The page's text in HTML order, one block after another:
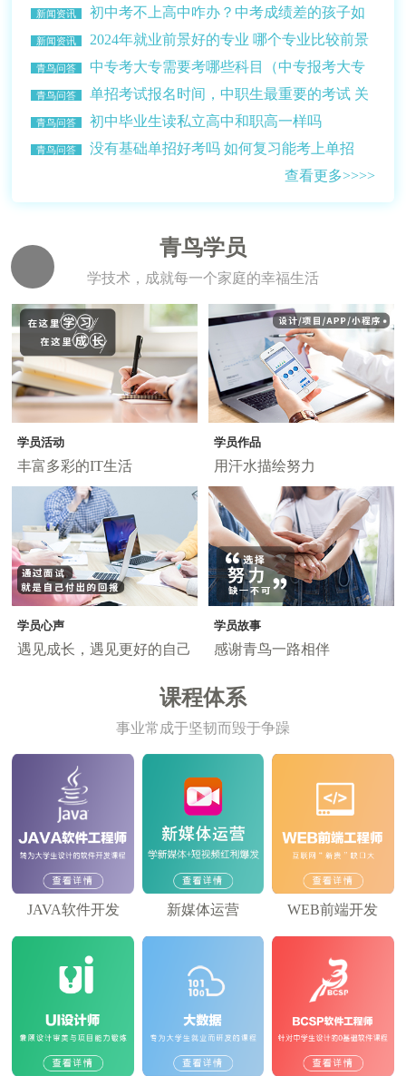
新闻资讯
初中考不上高中咋办？中考成绩差的孩子如
何选择学校？
新闻资讯
2024年就业前景好的专业 哪个专业比较前景
比较好赚钱多？
青鸟问答
中专考大专需要考哪些科目（中专报考大专
的条件介绍）
青鸟问答
单招考试报名时间，中职生最重要的考试 关
乎升学读大学
青鸟问答 初中毕业生读私立高中和职高一样吗
青鸟问答
没有基础单招好考吗 如何复习能考上单招
查看更多>>>>
青鸟学员
学技术，成就每一个家庭的幸福生活
学员活动
丰富多彩的IT生活
学员作品
用汗水描绘努力
学员心声
遇见成长，遇见更好的自己
学员故事
感谢青鸟一路相伴
课程体系
事业常成于坚韧而毁于争躁
JAVA软件开发 新媒体运营 WEB前端开发